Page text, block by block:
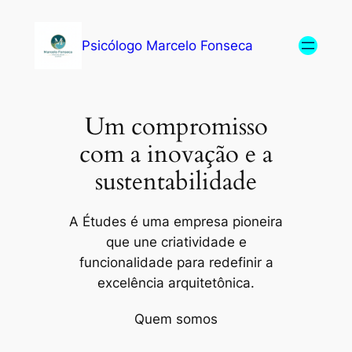
Psicólogo Marcelo Fonseca
Um compromisso
com a inovação e a
sustentabilidade
A Études é uma empresa pioneira
que une criatividade e
funcionalidade para redefinir a
excelência arquitetônica.
Quem somos